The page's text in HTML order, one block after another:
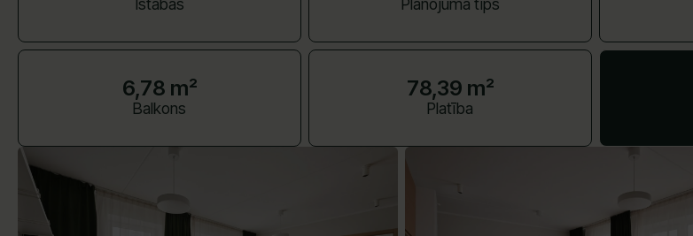
Istabas Plānojuma tips
6,78 m²
Balkons
78,39 m²
Platība